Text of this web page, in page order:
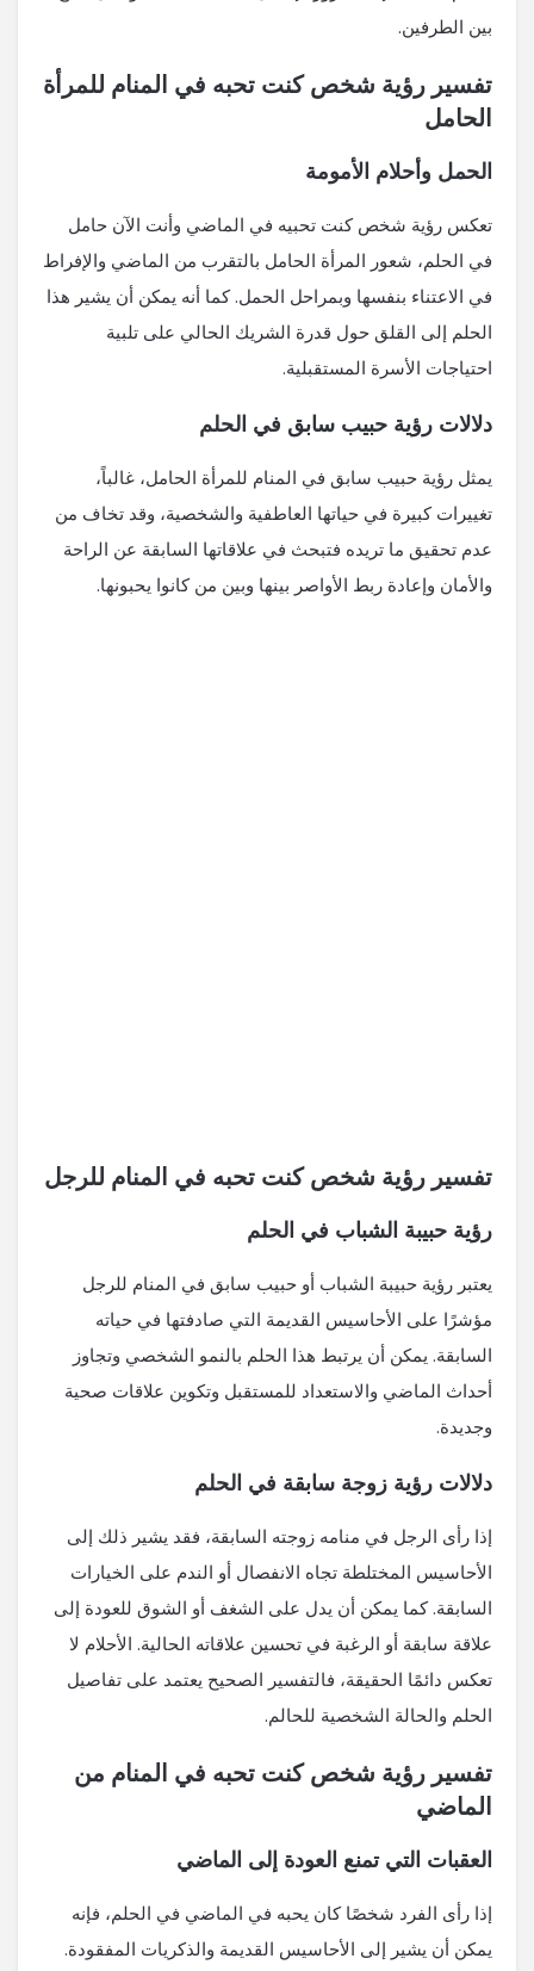
بين الطرفين.
تفسير رؤية شخص كنت تحبه في المنام للمرأة
الحامل
الحمل وأحلام الأمومة
تعكس رؤية شخص كنت تحبيه في الماضي وأنت الآن حامل
في الحلم، شعور المرأة الحامل بالتقرب من الماضي والإفراط
في الاعتناء بنفسها وبمراحل الحمل. كما أنه يمكن أن يشير هذا
الحلم إلى القلق حول قدرة الشريك الحالي على تلبية
احتياجات الأسرة المستقبلية.
دلالات رؤية حبيب سابق في الحلم
يمثل رؤية حبيب سابق في المنام للمرأة الحامل، غالباً،
تغييرات كبيرة في حياتها العاطفية والشخصية، وقد تخاف من
عدم تحقيق ما تريده فتبحث في علاقاتها السابقة عن الراحة
والأمان وإعادة ربط الأواصر بينها وبين من كانوا يحبونها.
تفسير رؤية شخص كنت تحبه في المنام للرجل
رؤية حبيبة الشباب في الحلم
يعتبر رؤية حبيبة الشباب أو حبيب سابق في المنام للرجل
مؤشرًا على الأحاسيس القديمة التي صادفتها في حياته
السابقة. يمكن أن يرتبط هذا الحلم بالنمو الشخصي وتجاوز
أحداث الماضي والاستعداد للمستقبل وتكوين علاقات صحية
وجديدة.
دلالات رؤية زوجة سابقة في الحلم
إذا رأى الرجل في منامه زوجته السابقة، فقد يشير ذلك إلى
الأحاسيس المختلطة تجاه الانفصال أو الندم على الخيارات
السابقة. كما يمكن أن يدل على الشغف أو الشوق للعودة إلى
علاقة سابقة أو الرغبة في تحسين علاقاته الحالية. الأحلام لا
تعكس دائمًا الحقيقة، فالتفسير الصحيح يعتمد على تفاصيل
الحلم والحالة الشخصية للحالم.
تفسير رؤية شخص كنت تحبه في المنام من
الماضي
العقبات التي تمنع العودة إلى الماضي
إذا رأى الفرد شخصًا كان يحبه في الماضي في الحلم، فإنه
يمكن أن يشير إلى الأحاسيس القديمة والذكريات المفقودة.